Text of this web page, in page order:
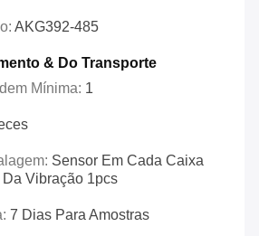
AKG392-485
& Do Transporte
Mínima: 1
Sensor Em Cada Caixa
Vibração 1pcs
7 Dias Para Amostras